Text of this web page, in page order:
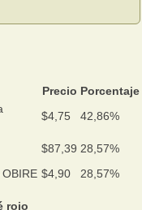
Precio Porcentaje
$4,75
42,86%
$87,39 28,57%
$4,90 28,57%
rojo